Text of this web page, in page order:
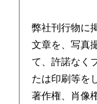
弊社刊行物に
文章を、写真
て、許諾なく
たは印刷等を
著作権、肖像